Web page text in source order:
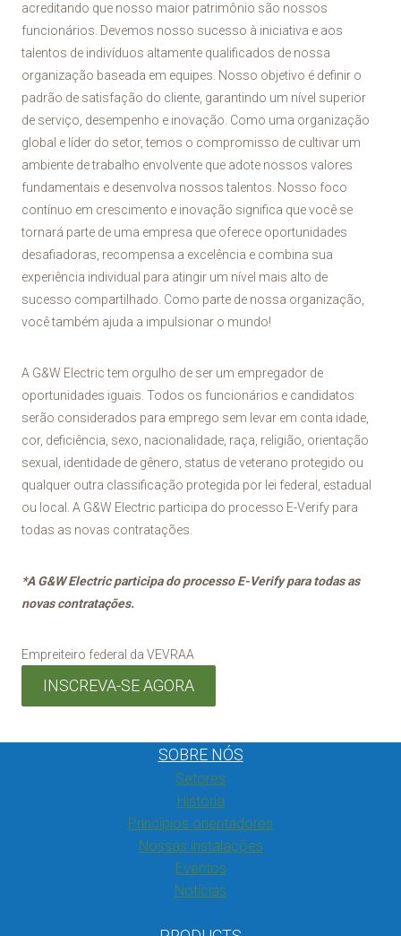
acreditando que nosso maior patrimônio são nossos
funcionários. Devemos nosso sucesso à iniciativa e aos
talentos de indivíduos altamente qualificados de nossa
organização baseada em equipes. Nosso objetivo é definir o
padrão de satisfação do cliente, garantindo um nível superior
de serviço, desempenho e inovação. Como uma organização
global e líder do setor, temos o compromisso de cultivar um
ambiente de trabalho envolvente que adote nossos valores
fundamentais e desenvolva nossos talentos. Nosso foco
contínuo em crescimento e inovação significa que você se
tornará parte de uma empresa que oferece oportunidades
desafiadoras, recompensa a excelência e combina sua
experiência individual para atingir um nível mais alto de
sucesso compartilhado. Como parte de nossa organização,
você também ajuda a impulsionar o mundo!
A G&W Electric tem orgulho de ser um empregador de
oportunidades iguais. Todos os funcionários e candidatos
serão considerados para emprego sem levar em conta idade,
cor, deficiência, sexo, nacionalidade, raça, religião, orientação
sexual, identidade de gênero, status de veterano protegido ou
qualquer outra classificação protegida por lei federal, estadual
ou local. A G&W Electric participa do processo E-Verify para
todas as novas contratações.
*A G&W Electric participa do processo E-Verify para todas as
novas contratações.
Empreiteiro federal da VEVRAA
INSCREVA-SE AGORA
SOBRE NÓS
Setores
História
Princípios orientadores
Nossas instalações
Eventos
Notícias